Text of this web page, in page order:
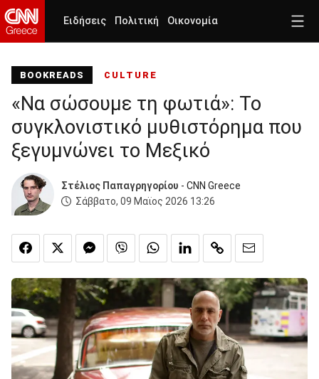
Ειδήσεις Πολιτική Οικονομία
ΒΟΟΚREADS CULTURE
«Να σώσουμε τη φωτιά»: Το
συγκλονιστικό μυθιστόρημα που
ξεγυμνώνει το Μεξικό
Στέλιος Παπαγρηγορίου - CNN Greece
Σάββατο, 09 Μαϊος 2026 13:26